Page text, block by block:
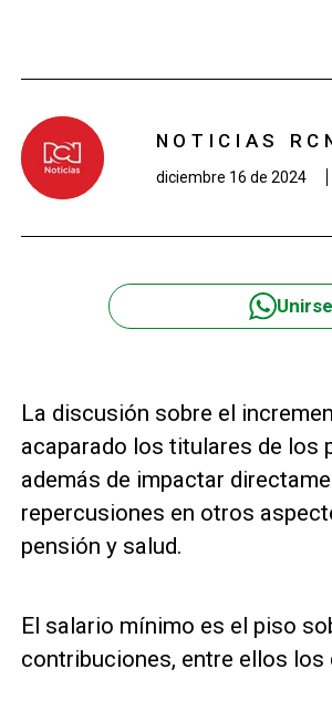
NOTICIAS
diciembre 16 de 2024
La discusión sobre el
acaparado los titulares de los
además de impactar
repercusiones en otros
pensión y salud.
El salario mínimo es el piso
contribuciones, entre ellos